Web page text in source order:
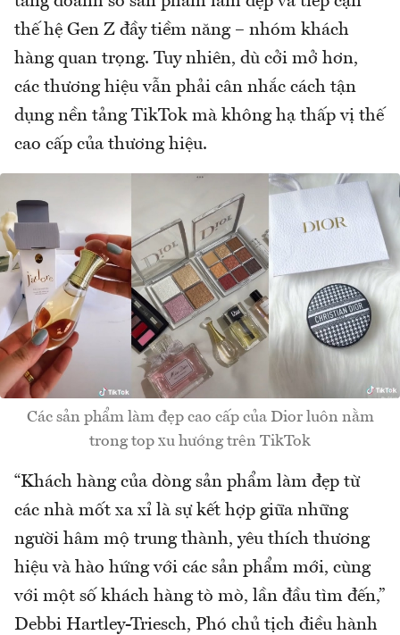
thế hệ Gen Z đầy tiềm năng – nhóm khách
hàng quan trọng. Tuy nhiên, dù cởi mở hơn,
các thương hiệu vẫn phải cân nhắc cách tận
dụng nền tảng TikTok mà không hạ thấp vị thế
cao cấp của thương hiệu.
Các sản phẩm làm đẹp cao cấp của Dior luôn nằm
trong top xu hướng trên TikTok
“Khách hàng của dòng sản phẩm làm đẹp từ
các nhà mốt xa xỉ là sự kết hợp giữa những
người hâm mộ trung thành, yêu thích thương
hiệu và hào hứng với các sản phẩm mới, cùng
với một số khách hàng tò mò, lần đầu tìm đến,”
Debbi Hartley-Triesch, Phó chủ tịch điều hành